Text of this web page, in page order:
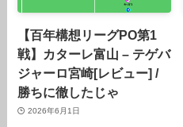
【百年構想リーグPO第1
戦】カターレ富山 – テゲバ
ジャーロ宮崎[レビュー] /
勝ちに徹したじゃ
2026年6月1日